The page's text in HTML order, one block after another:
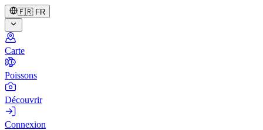
🇫🇷 FR
Carte
Poissons
Découvrir
Connexion